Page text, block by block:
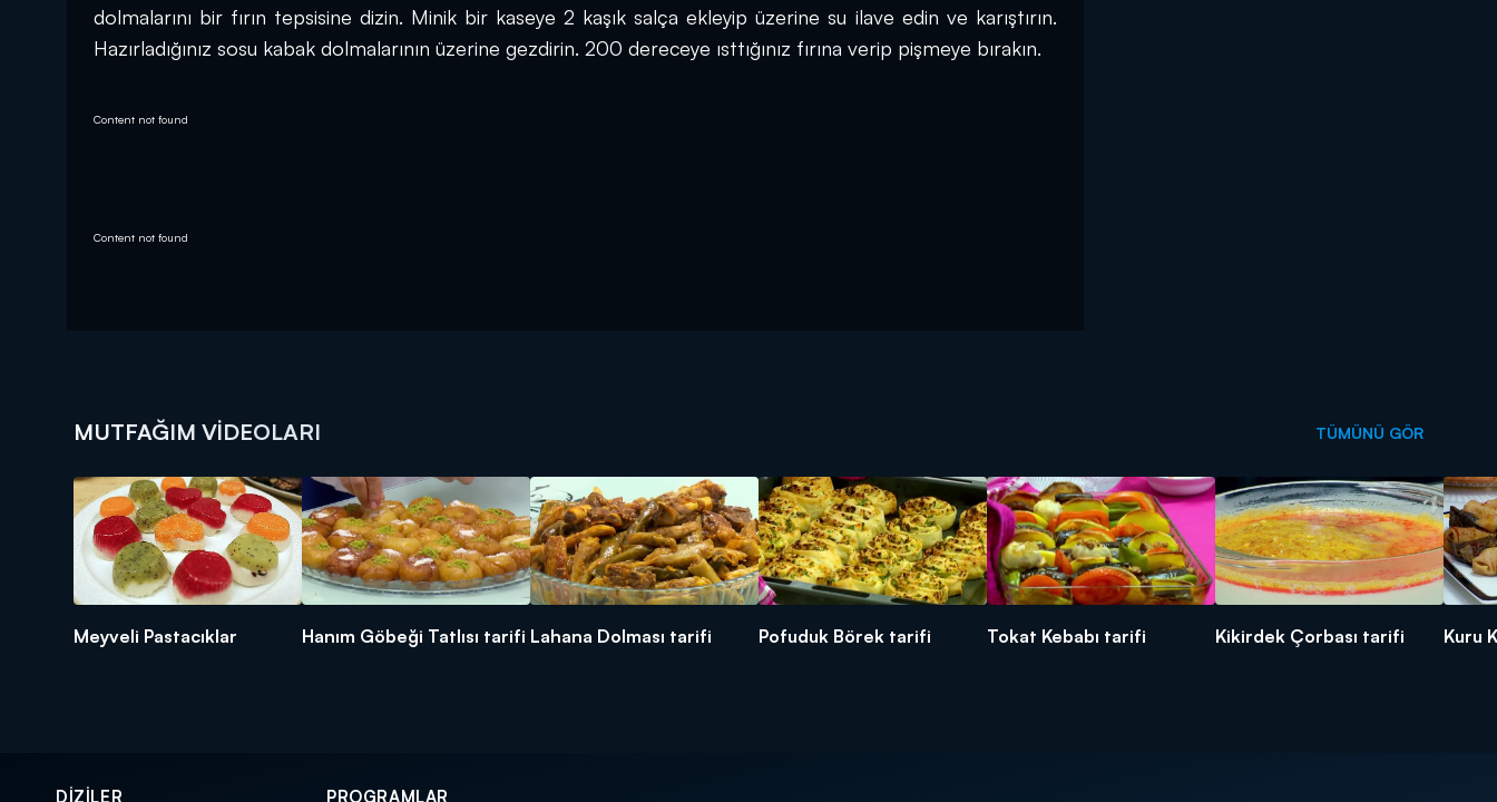
dolmalarını bir fırın tepsisine dizin. Minik bir kaseye 2 kaşık salça ekleyip üzerine su ilave edin ve karıştırın.
Hazırladığınız sosu kabak dolmalarının üzerine gezdirin. 200 dereceye ısttığınız fırına verip pişmeye bırakın.
Content not found
Content not found
MUTFAĞIM VIDEOLARI TÜMÜNÜ GÖR
Meyveli Pastacıklar Hanım Göbeği Tatlısı tarifi Lahana Dolması tarifi Pofuduk Börek tarifi Tokat Kebabı tarifi Kikirdek Çorbası tarifi Kuru
DİZİLER PROGRAMLAR